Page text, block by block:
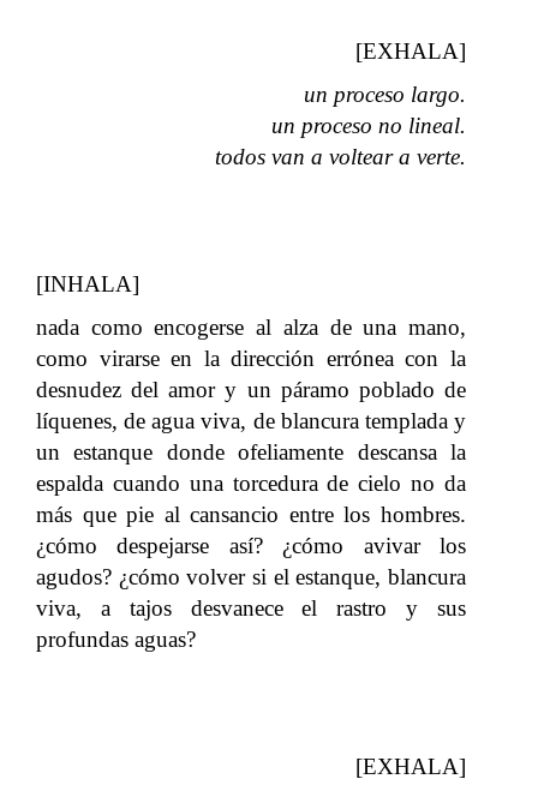
[EXHALA]
un proceso largo.
un proceso no lineal.
todos van a voltear a verte.
[INHALA]
nada como encogerse al alza de una mano,
como virarse en la dirección errónea con la
desnudez del amor y un páramo poblado de
líquenes, de agua viva, de blancura templada y
un estanque donde ofeliamente descansa la
espalda cuando una torcedura de cielo no da
más que pie al cansancio entre los hombres.
¿cómo despejarse así? ¿cómo avivar los
agudos? ¿cómo volver si el estanque, blancura
viva, a tajos desvanece el rastro y sus
profundas aguas?
[EXHALA]